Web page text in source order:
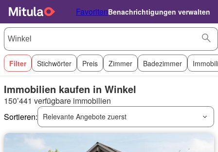
FavoritenBenachrichtigungen verwalten
Filter Stichwörter Preis Zimmer Badezimmer
Immobilien kaufen in Winkel
150’441 verfügbare immobilien
Sortieren:
Relevante Angebote zuerst